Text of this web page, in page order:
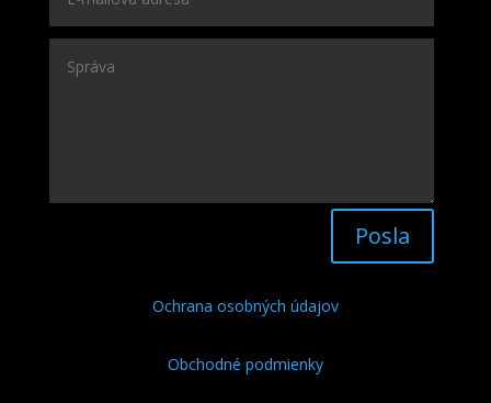
Posla
Ochrana osobných údajov
Obchodné podmienky